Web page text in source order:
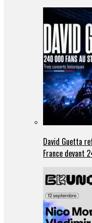
David Guetta
France devant